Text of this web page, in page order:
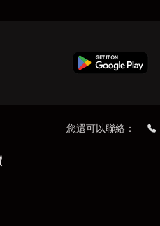
您還可以聯絡：